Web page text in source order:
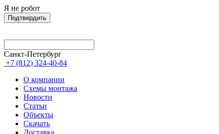
Я не робот
Подтвердить
Санкт-Петербург
+7 (812) 324-40-84
О компании
Схемы монтажа
Новости
Статьи
Объекты
Скачать
Доставка